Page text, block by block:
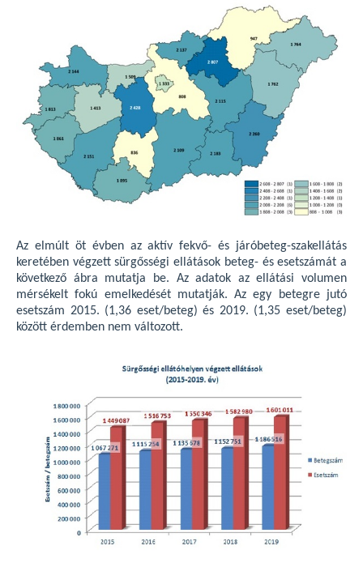
Az elmúlt öt évben az aktív fekvő- és járóbeteg-szakellátás
keretében végzett sürgősségi ellátások beteg- és esetszámát a
következő ábra mutatja be. Az adatok az ellátási volumen
mérsékelt fokú emelkedését mutatják. Az egy betegre jutó
esetszám 2015. (1,36 eset/beteg) és 2019. (1,35 eset/beteg)
között érdemben nem változott.